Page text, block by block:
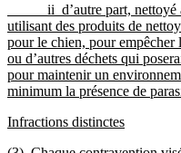
ii d’autre part, nettoyé
utilisant des produits de
pour le chien, pour empêcher
ou d’autres déchets qui
pour maintenir un
minimum la présence de
Infractions distinctes